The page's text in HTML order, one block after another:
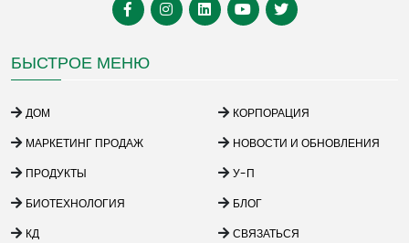
БЫСТРОЕ МЕНЮ
ДОМ
КОРПОРАЦИЯ
МАРКЕТИНГ ПРОДАЖ
НОВОСТИ И ОБНОВЛЕНИЯ
ПРОДУКТЫ
У-П
БИОТЕХНОЛОГИЯ
БЛОГ
КД
СВЯЗАТЬСЯ